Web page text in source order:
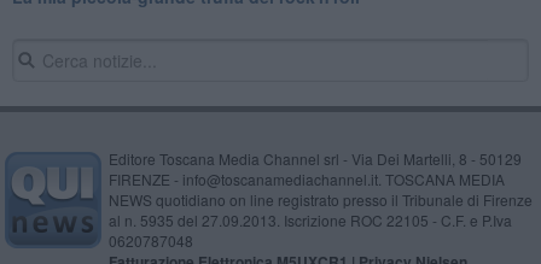
Editore Toscana Media Channel srl - Via Dei Martelli, 8 - 50129
FIRENZE - info@toscanamediachannel.it. TOSCANA MEDIA
NEWS quotidiano on line registrato presso il Tribunale di Firenze
al n. 5935 del 27.09.2013. Iscrizione ROC 22105 - C.F. e P.Iva
0620787048